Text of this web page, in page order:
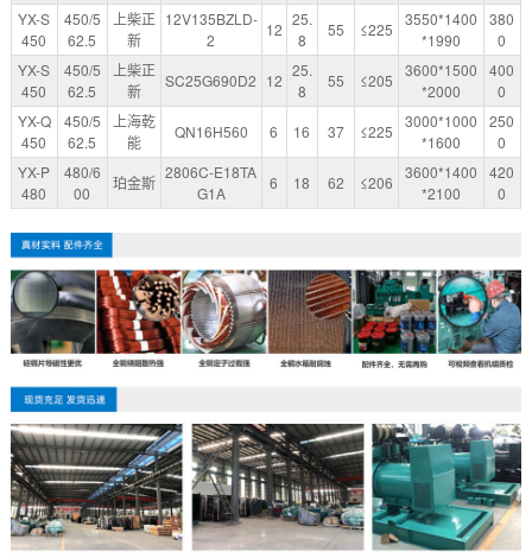
YX-S
450
450/5
62.5
上柴正
新
12V135BZLD-
2
12
25.
8
55 ≤225
3550*1400
*1990
380
0
YX-S
450
450/5
62.5
上柴正
新
SC25G690D2 12
25.
8
55 ≤205
3600*1500
*2000
400
0
YX-Q
450
450/5
62.5
上海乾
能
QN16H560 6 16 37 ≤225
3000*1000
*1600
250
0
YX-P
480
480/6
00
珀金斯
2806C-E18TA
G1A
6 18 62 ≤206
3600*1400
*2100
420
0